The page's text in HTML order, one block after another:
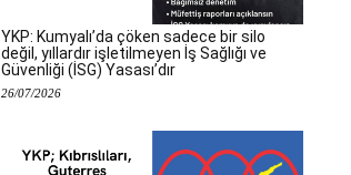
YKP: Kumyalı’da çöken sadece bir silo
değil, yıllardır işletilmeyen İş Sağlığı ve
Güvenliği (İSG) Yasası’dır
26/07/2026